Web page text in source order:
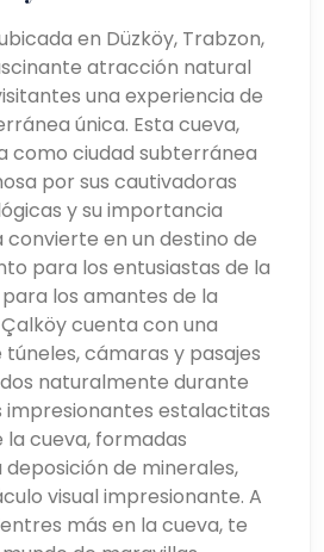
en Düzköy, Trabzon,
atracción natural
una experiencia de
única. Esta cueva,
como ciudad subterránea
por sus cautivadoras
y su importancia
convierte en un destino de
para los entusiastas de la
los amantes de la
cuenta con una
cámaras y pasajes
naturalmente durante
impresionantes estalactitas
cueva, formadas
de minerales,
visual impresionante. A
más en la cueva, te